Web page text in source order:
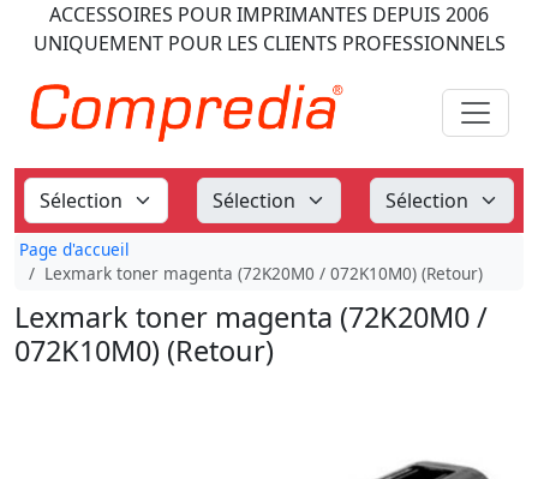
ACCESSOIRES POUR IMPRIMANTES DEPUIS 2006
UNIQUEMENT POUR LES CLIENTS PROFESSIONNELS
Page d'accueil
Lexmark toner magenta (72K20M0 / 072K10M0) (Retour)
Lexmark toner magenta (72K20M0 /
072K10M0) (Retour)